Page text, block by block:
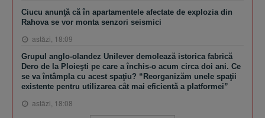
Ciucu anunţă că în apartamentele afectate de explozia din
Rahova se vor monta senzori seismici
astăzi, 18:09
Grupul anglo-olandez Unilever demolează istorica fabrică
Dero de la Ploieşti pe care a închis-o acum circa doi ani. Ce
se va întâmpla cu acest spaţiu? “Reorganizăm unele spaţii
existente pentru utilizarea cât mai eficientă a platformei”
astăzi, 18:08